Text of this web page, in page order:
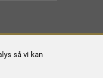
så vi kan